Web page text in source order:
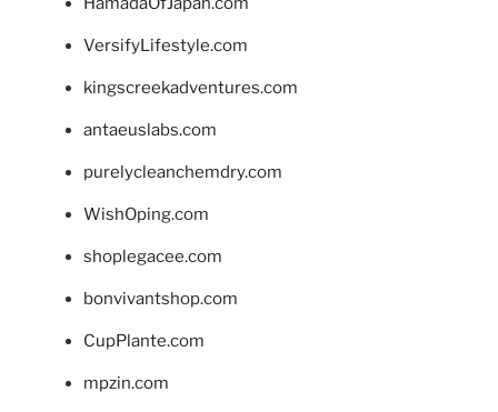
VersifyLifestyle.com
kingscreekadventures.com
antaeuslabs.com
purelycleanchemdry.com
WishOping.com
shoplegacee.com
bonvivantshop.com
CupPlante.com
mpzin.com